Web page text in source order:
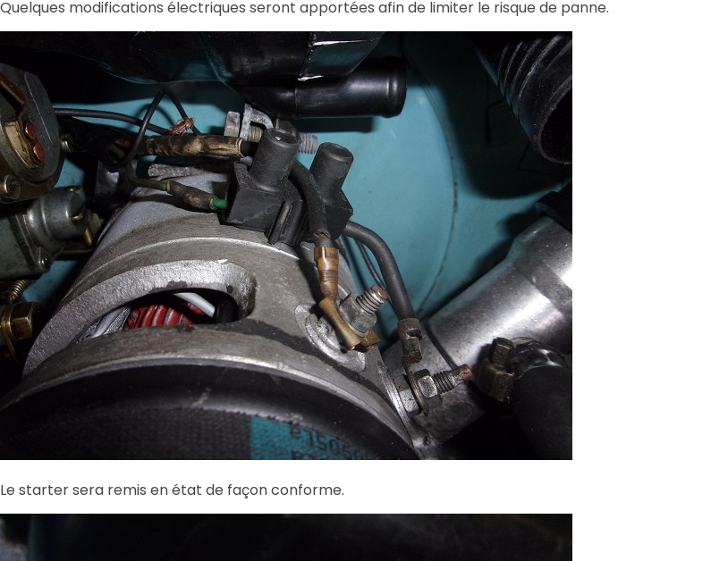
Quelques modifications électriques seront apportées afin de limiter le risque de panne.
Le starter sera remis en état de façon conforme.